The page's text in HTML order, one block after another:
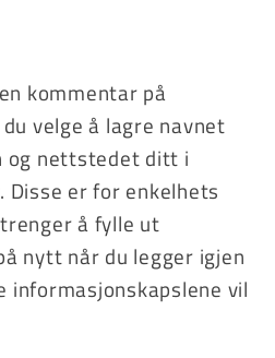
kommentar på
velge å lagre navnet
og nettstedet ditt i
Disse er for enkelhets
å fylle ut
nytt når du legger igjen
informasjonskapslene vil